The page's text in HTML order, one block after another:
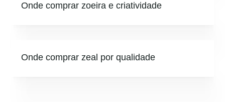
Onde comprar zoeira e criatividade
Onde comprar zeal por qualidade